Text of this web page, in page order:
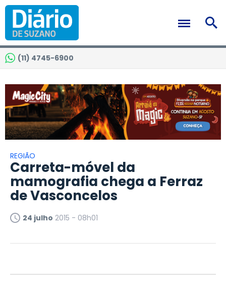
(11) 4745-6900
REGIÃO
Carreta-móvel da
mamografia chega a Ferraz
de Vasconcelos
24 julho 2015 - 08h01